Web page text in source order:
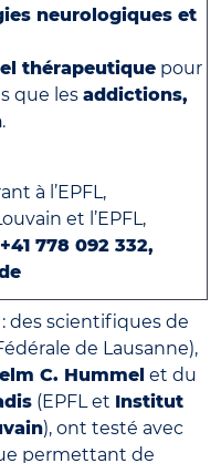
neurologiques et
thérapeutique pour
que les addictions,
.
à l’EPFL,
et l’EPFL,
+41 778 092 332,
des scientifiques de
de Lausanne),
C. Hummel et du
(EPFL et Institut
), ont testé avec
permettant de